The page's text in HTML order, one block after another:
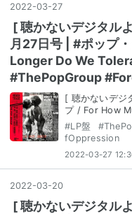
2022-03-27
[ 聴かないデジタル
月27日号 | #ポップ
Longer Do We
#ThePopGroup
[ 聴かないデジ
プ / For How
#LP盤 #
fOppression
2022-03-27
2022-03-20
[ 聴かないデジタル